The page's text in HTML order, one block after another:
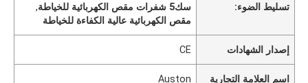
تسليط الضوء:
سك5 شفرات مقص الكهربائية للخياطة
,
مقص الكهربائية عالية الكفاءة للخياطة
إصدار الشهادات CE
اسم العلامة التجارية Auston